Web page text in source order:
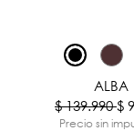
ALBA
$ 139.990$
Precio sin